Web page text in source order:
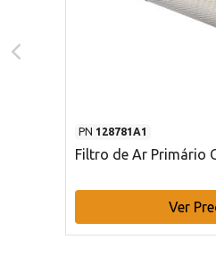
PN 128781A1
Filtro de Ar Primário
Ver